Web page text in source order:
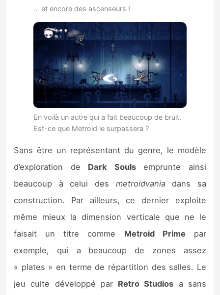
… et encore des ascenseurs !
En voilà un autre qui a fait beaucoup de bruit.
Est-ce que Metroid le surpassera ?
Sans être un représentant du genre, le modèle
d’exploration de Dark Soulsemprunte ainsi
beaucoup à celui des metroidvaniadans sa
construction. Par ailleurs, ce dernier exploite
même mieux la dimension verticale que ne le
faisait un titre comme Metroid Primepar
exemple, qui a beaucoup de zones assez
« plates » en terme de répartition des salles. Le
jeu culte développé par Retro Studios a sans